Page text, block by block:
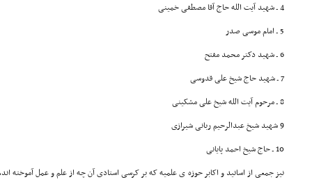
4 ـ شهید آیت الله حاج آقا مصطفی خمینی
5 ـ امام موسی صدر
6 ـ شهید دکتر محمد مفتح
7 ـ شهید حاج شیخ علی قدوسی
8 ـ مرحوم آیت الله شیخ علی مشکینی
9 شهید شیخ عبدالرحیم ربانی شیرازی
10 ـ حاج شیخ احمد پایانی
نیز جمعی از اساتید و اکابر حوزه ی علمیه که بر کرسی استادی آن چه از علم و عمل آموخته